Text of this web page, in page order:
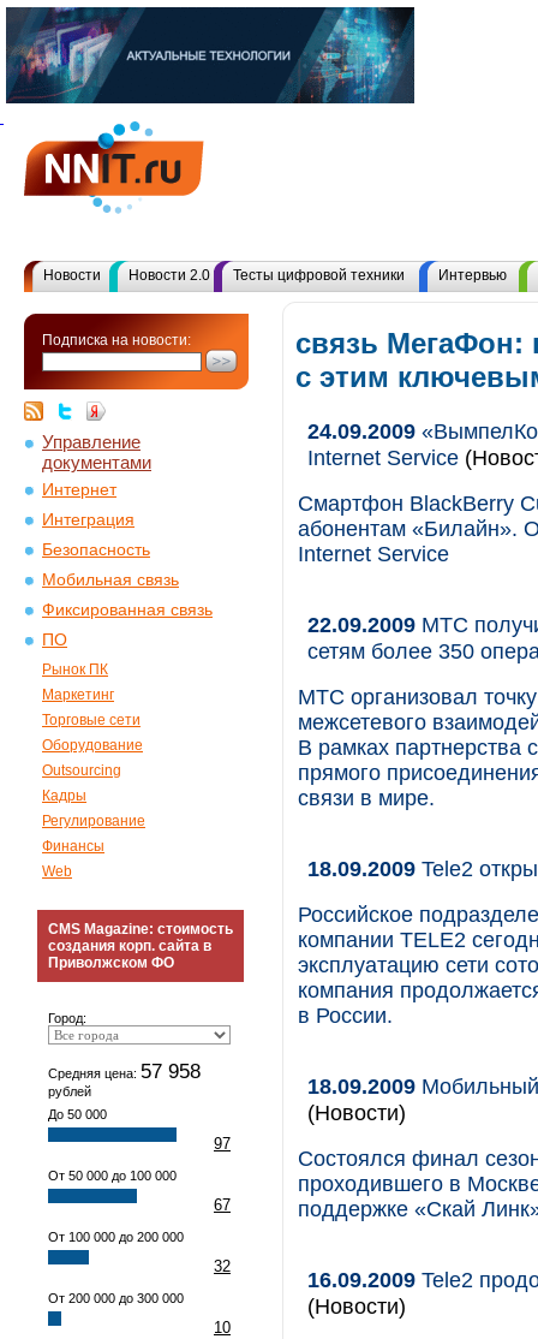
Новости Новости 2.0 Тесты цифровой техники Интервью
Подписка на новости:
Управление
документами
Интернет
Интеграция
Безопасность
Мобильная связь
Фиксированная связь
ПО
Рынок ПК
Маркетинг
Торговые сети
Оборудование
Outsourcing
Кадры
Регулирование
Финансы
Web
CMS Magazine: стоимость
создания корп. сайта в
Приволжском ФО
Город:
Средняя цена: 57 958
рублей
До 50 000
97
От 50 000 до 100 000
67
От 100 000 до 200 000
32
От 200 000 до 300 000
10
связь МегаФон:
с этим
24.09.2009
Internet Service
Смартфон BlackBerry
абонентам «Билайн».
Internet Service
22.09.2009 МТС
сетям более 350
МТС организовал
межсетевого
В рамках партнерства
прямого
связи в мире.
18.09.2009 Tele2
Российское
компании TELE2
эксплуатацию сети
компания
в России.
18.09.2009
(Новости)
Состоялся финал
проходившего в
поддержке «Скай
16.09.2009 Tele2
(Новости)